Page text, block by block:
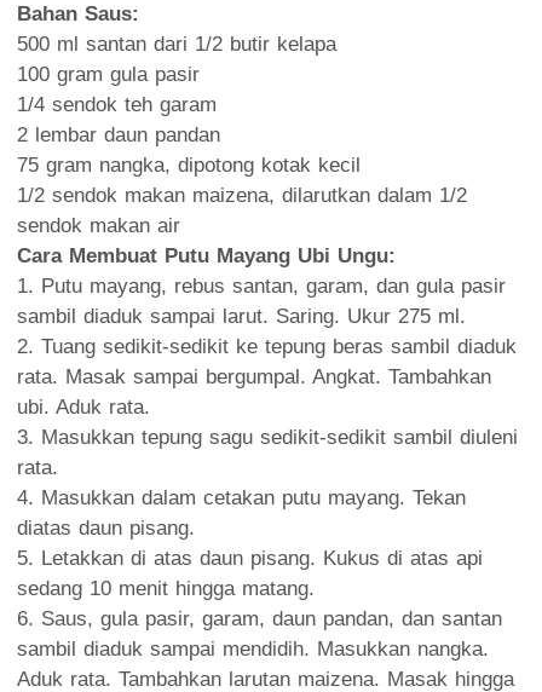
Bahan Saus:
500 ml santan dari 1/2 butir kelapa
100 gram gula pasir
1/4 sendok teh garam
2 lembar daun pandan
75 gram nangka, dipotong kotak kecil
1/2 sendok makan maizena, dilarutkan dalam 1/2
sendok makan air
Cara Membuat Putu Mayang Ubi Ungu:
1. Putu mayang, rebus santan, garam, dan gula pasir
sambil diaduk sampai larut. Saring. Ukur 275 ml.
2. Tuang sedikit-sedikit ke tepung beras sambil diaduk
rata. Masak sampai bergumpal. Angkat. Tambahkan
ubi. Aduk rata.
3. Masukkan tepung sagu sedikit-sedikit sambil diuleni
rata.
4. Masukkan dalam cetakan putu mayang. Tekan
diatas daun pisang.
5. Letakkan di atas daun pisang. Kukus di atas api
sedang 10 menit hingga matang.
6. Saus, gula pasir, garam, daun pandan, dan santan
sambil diaduk sampai mendidih. Masukkan nangka.
Aduk rata. Tambahkan larutan maizena. Masak hingga